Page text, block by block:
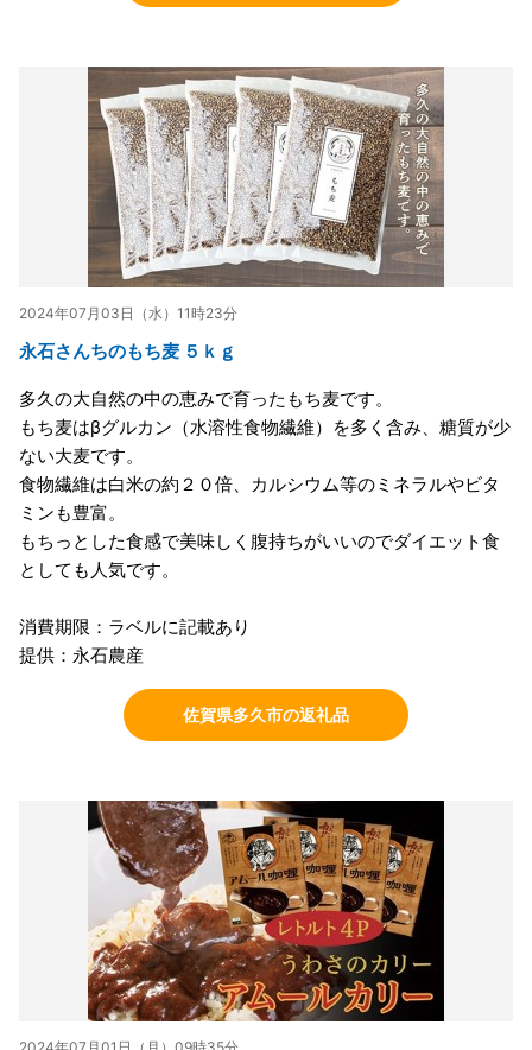
2024年07月03日（水）11時23分
永石さんちのもち麦 ５ｋｇ
多久の大自然の中の恵みで育ったもち麦です。
もち麦はβグルカン（水溶性食物繊維）を多く含み、糖質が少
ない大麦です。
食物繊維は白米の約２０倍、カルシウム等のミネラルやビタ
ミンも豊富。
もちっとした食感で美味しく腹持ちがいいのでダイエット食
としても人気です。
消費期限：ラベルに記載あり
提供：永石農産
佐賀県多久市の返礼品